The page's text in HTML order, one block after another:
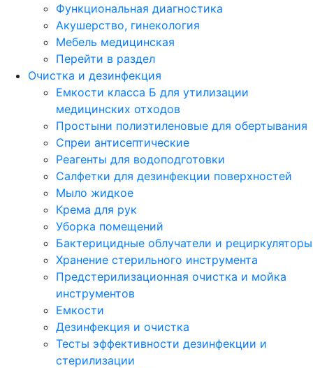
Функциональная диагностика
Акушерство, гинекология
Мебель медицинская
Перейти в раздел
Очистка и дезинфекция
Емкости класса Б для утилизации
медицинских отходов
Простыни полиэтиленовые для обертывания
Спреи антисептические
Реагенты для водоподготовки
Салфетки для дезинфекции поверхностей
Мыло жидкое
Крема для рук
Уборка помещений
Бактерицидные облучатели и рециркуляторы
Хранение стерильного инструмента
Предстерилизационная очистка и мойка
инструментов
Емкости
Дезинфекция и очистка
Тесты эффективности дезинфекции и
стерилизации